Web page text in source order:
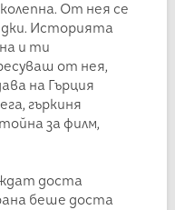
От нея се
Историята
и ти
от нея,
на Гърция
гъркиня
за филм,
доста
беше доста